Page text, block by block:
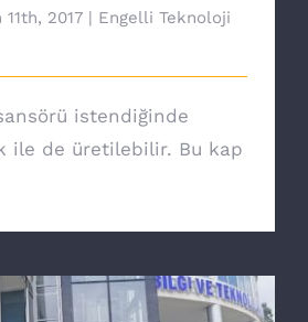
11th, 2017 | Engelli Teknoloji
istendiğinde
ile de üretilebilir. Bu kap